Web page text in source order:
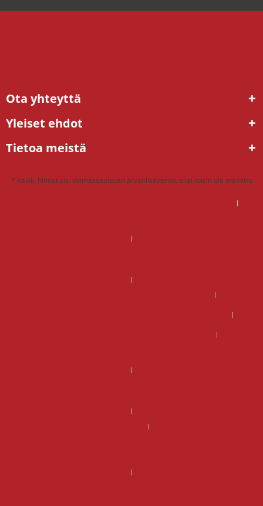
Ota yhteyttä
Yleiset ehdot
Tietoa meistä
* Kaikki hinnat sis. voimassaolevan arvonlisäveron, ellei toisin ole mainittu